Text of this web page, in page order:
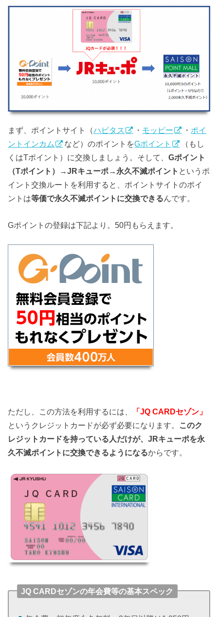
まず、ポイントサイト（ハピタス ・ モッピー ・ ポイ
ントインカム
など）のポイントをGポイント
（もし
くはTポイント）に交換しましょう。そして、Gポイント
（Tポイント）→JRキューポ→永久不滅ポイント というポ
イント交換ルートを利用すると、ポイントサイトのポイ
ントは等価で永久不滅ポイントに交換できるんです。
Gポイントの登録は下記より。50円もらえます。
ただし、この方法を利用するには、
「JQ CARDセゾン」
というクレジットカードが必ず必要になります。 このク
レジットカードを持っている人だけが、JRキューポを永
久不滅ポイントに交換できるようになるからです。
JQ CARDセゾンの年会費等の基本スペック